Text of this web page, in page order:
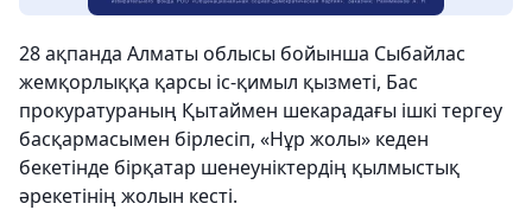
28 ақпанда Алматы облысы бойынша Сыбайлас
жемқорлыққа қарсы іс-қимыл қызметі, Бас
прокуратураның Қытаймен шекарадағы ішкі тергеу
басқармасымен бірлесіп, «Нұр жолы» кеден
бекетінде бірқатар шенеуніктердің қылмыстық
әрекетінің жолын кесті.